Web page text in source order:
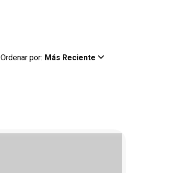
Ordenar por: Más Reciente